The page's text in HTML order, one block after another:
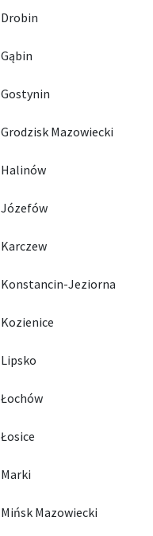
Drobin
Gąbin
Gostynin
Grodzisk Mazowiecki
Halinów
Józefów
Karczew
Konstancin-Jeziorna
Kozienice
Lipsko
Łochów
Łosice
Marki
Mińsk Mazowiecki